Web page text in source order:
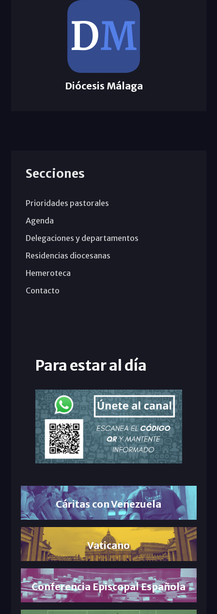
Diócesis Málaga
Secciones
Prioridades pastorales
Agenda
Delegaciones y departamentos
Residencias diocesanas
Hemeroteca
Contacto
Para estar al día
Cáritas con Venezuela
Vaticano
Conferencia Episcopal Española